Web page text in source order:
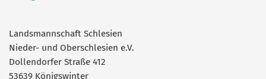
Landsmannschaft Schlesien
Nieder- und Oberschlesien e.V.
Dollendorfer Straße 412
53639 Königswinter